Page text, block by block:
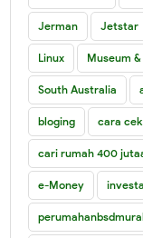
Jerman Jetstar
Linux Museum
South Australia
bloging cara cek
cari rumah 400
e-Money